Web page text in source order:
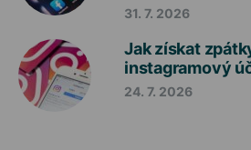
31. 7. 2026
Jak získat
instagramový
24. 7. 2026